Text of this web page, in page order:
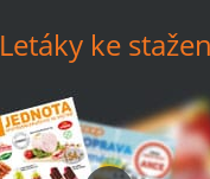
Letáky ke